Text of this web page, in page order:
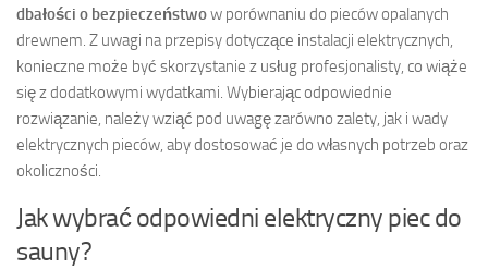
dbałości o bezpieczeństwow porównaniu do pieców opalanych
drewnem. Z uwagi na przepisy dotyczące instalacji elektrycznych,
konieczne może być skorzystanie z usług profesjonalisty, co wiąże
się z dodatkowymi wydatkami. Wybierając odpowiednie
rozwiązanie, należy wziąć pod uwagę zarówno zalety, jak i wady
elektrycznych pieców, aby dostosować je do własnych potrzeb oraz
okoliczności.
Jak wybrać odpowiedni elektryczny piec do
sauny?